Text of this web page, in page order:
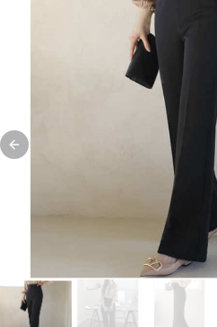
Previous slide